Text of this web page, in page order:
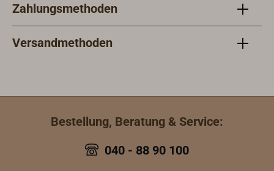
Zahlungsmethoden
Versandmethoden
Bestellung, Beratung & Service:
040 - 88 90 100